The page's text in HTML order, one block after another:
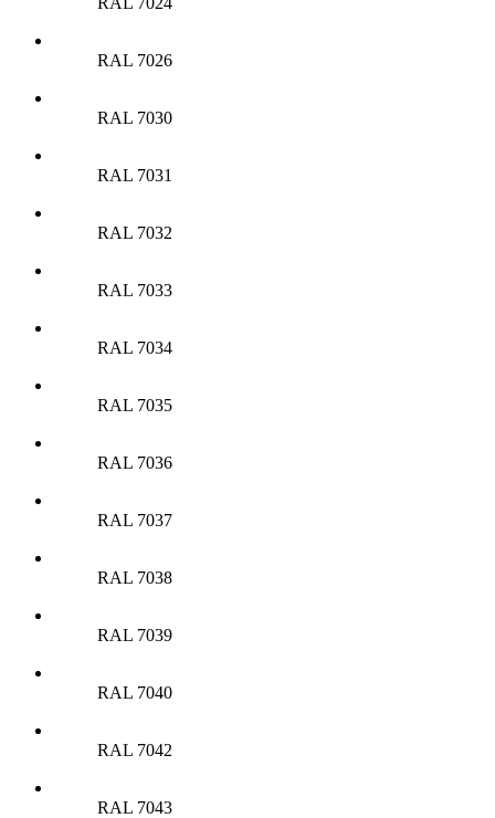
RAL 7026
RAL 7030
RAL 7031
RAL 7032
RAL 7033
RAL 7034
RAL 7035
RAL 7036
RAL 7037
RAL 7038
RAL 7039
RAL 7040
RAL 7042
RAL 7043